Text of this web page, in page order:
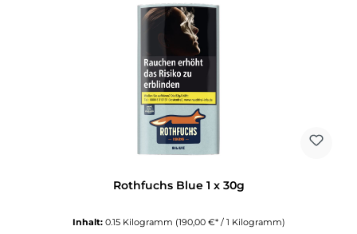
Rothfuchs Blue 1 x 30g
Inhalt: 0.15 Kilogramm (190,00 €* / 1 Kilogramm)